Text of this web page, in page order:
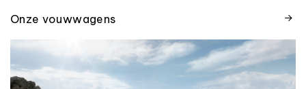
Onze vouwwagens